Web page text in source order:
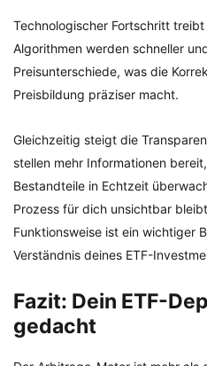
Technologischer Fortschritt
Algorithmen werden schneller
Preisunterschiede, was die
Preisbildung präziser macht.
Gleichzeitig steigt die
stellen mehr Informationen
Bestandteile in Echtzeit
Prozess für dich unsichtbar
Funktionsweise ist ein wichtiger
Verständnis deines ETF-
Fazit: Dein ETF-
gedacht